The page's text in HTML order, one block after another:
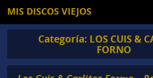
MIS DISCOS VIEJOS
Categoría: LOS CUIS &
FORNO